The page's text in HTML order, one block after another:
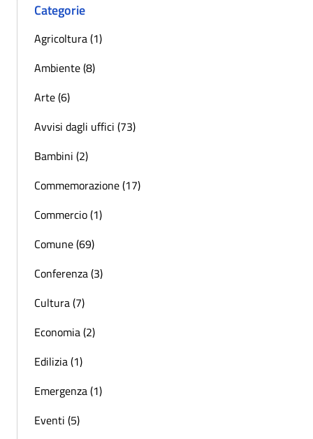
Categorie
Agricoltura (1)
Ambiente (8)
Arte (6)
Avvisi dagli uffici (73)
Bambini (2)
Commemorazione (17)
Commercio (1)
Comune (69)
Conferenza (3)
Cultura (7)
Economia (2)
Edilizia (1)
Emergenza (1)
Eventi (5)